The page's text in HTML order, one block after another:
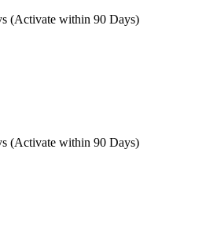
(Activate within 90 Days)
(Activate within 90 Days)